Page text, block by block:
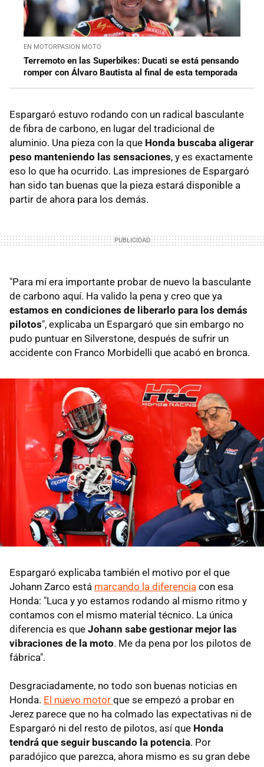
EN MOTORPASION MOTO
Terremoto en las Superbikes: Ducati se está pensando
romper con Álvaro Bautista al final de esta temporada
Espargaró estuvo rodando con un radical basculante
de fibra de carbono, en lugar del tradicional de
aluminio. Una pieza con la que Honda buscaba aligerar
peso manteniendo las sensaciones, y es exactamente
eso lo que ha ocurrido. Las impresiones de Espargaró
han sido tan buenas que la pieza estará disponible a
partir de ahora para los demás.
"Para mí era importante probar de nuevo la basculante
de carbono aquí. Ha valido la pena y creo que ya
estamos en condiciones de liberarlo para los demás
pilotos", explicaba un Espargaró que sin embargo no
pudo puntuar en Silverstone, después de sufrir un
accidente con Franco Morbidelli que acabó en bronca.
Espargaró explicaba también el motivo por el que
Johann Zarco está marcando la diferencia con esa
Honda: "Luca y yo estamos rodando al mismo ritmo y
contamos con el mismo material técnico. La única
diferencia es que Johann sabe gestionar mejor las
vibraciones de la moto. Me da pena por los pilotos de
fábrica".
Desgraciadamente, no todo son buenas noticias en
Honda. El nuevo motor que se empezó a probar en
Jerez parece que no ha colmado las expectativas ni de
Espargaró ni del resto de pilotos, así que Honda
tendrá que seguir buscando la potencia. Por
paradójico que parezca, ahora mismo es su gran debe